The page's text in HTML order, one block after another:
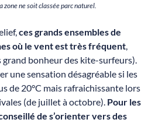
ne soit classée parc naturel.
ces grands ensembles de
où le vent est très fréquent
bonheur des kite-surfeurs).
une sensation désagréable si les
de 20°C mais rafraichissante lors
(de juillet à octobre). Pour les
de s’orienter vers des